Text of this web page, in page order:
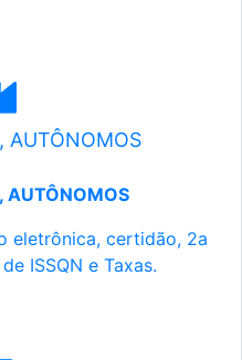
AUTÔNOMOS
AUTÔNOMOS
eletrônica, certidão, 2a
ISSQN e Taxas.